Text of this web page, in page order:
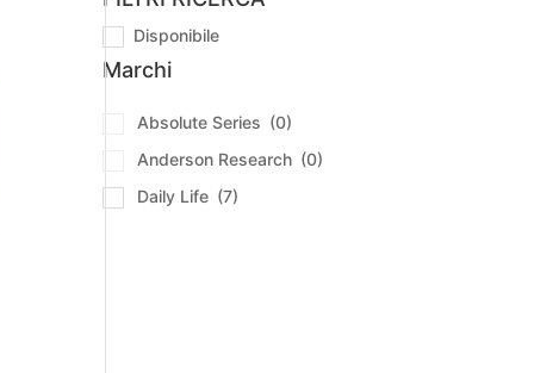
Disponibile
Marchi
Absolute Series (0)
Anderson Research (0)
Daily Life (7)